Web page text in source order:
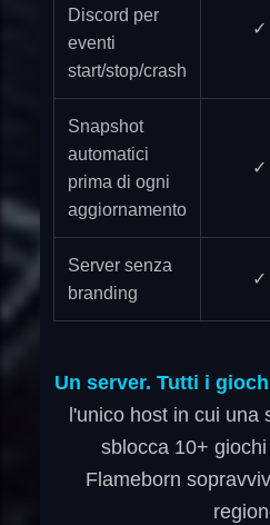
Discord per
eventi
start/stop/crash
✓
Snapshot
automatici
prima di ogni
aggiornamento
✓
Server senza
branding
✓
Un server. Tutti i
l'unico host in cui una
sblocca 10+
Flameborn